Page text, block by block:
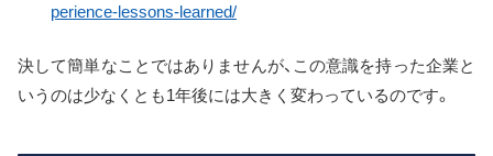
perience-lessons-learned/
決して簡単なことではありませんが、この意識を持った企業と
いうのは少なくとも1年後には大きく変わっているのです。